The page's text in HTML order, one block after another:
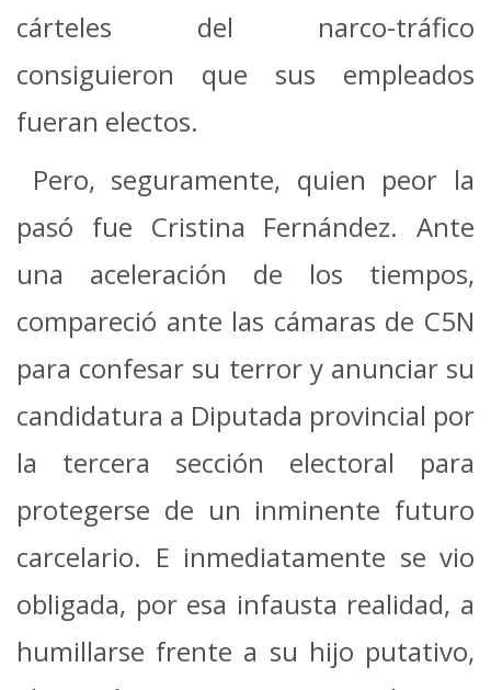
cárteles del narco-tráfico
consiguieron que sus empleados
fueran electos.
Pero, seguramente, quien peor la
pasó fue Cristina Fernández. Ante
una aceleración de los tiempos,
compareció ante las cámaras de C5N
para confesar su terror y anunciar su
candidatura a Diputada provincial por
la tercera sección electoral para
protegerse de un inminente futuro
carcelario. E inmediatamente se vio
obligada, por esa infausta realidad, a
humillarse frente a su hijo putativo,